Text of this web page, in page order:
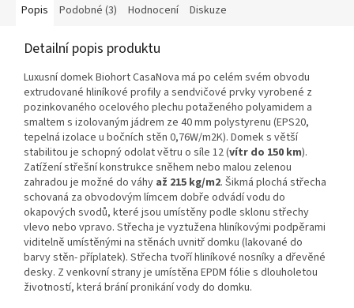
Popis Podobné (3) Hodnocení Diskuze
Detailní popis produktu
Luxusní domek Biohort CasaNova má po celém svém obvodu
extrudované hliníkové profily a sendvičové prvky vyrobené z
pozinkovaného ocelového plechu potaženého polyamidem a
smaltem s izolovaným jádrem ze 40 mm polystyrenu (EPS20,
tepelná izolace u bočních stěn 0,76W/m2K). Domek s větší
stabilitou je schopný odolat větru o síle 12 (vítr do 150 km).
Zatížení střešní konstrukce sněhem nebo malou zelenou
zahradou je možné do váhy až 215 kg/m2. Šikmá plochá střecha
schovaná za obvodovým límcem dobře odvádí vodu do
okapových svodů, které jsou umístěny podle sklonu střechy
vlevo nebo vpravo. Střecha je vyztužena hliníkovými podpěrami
viditelně umístěnými na stěnách uvnitř domku (lakované do
barvy stěn- příplatek). Střecha tvoří hliníkové nosníky a dřevěné
desky. Z venkovní strany je umístěna EPDM fólie s dlouholetou
životností, která brání pronikání vody do domku.